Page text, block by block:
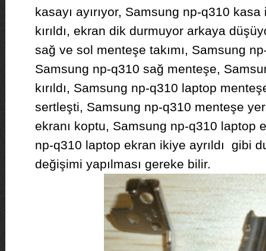
kasayı ayırıyor, Samsung np-q310
kırıldı, ekran dik durmuyor arkaya
sağ ve sol menteşe takımı, Samsung
Samsung np-q310 sağ menteşe,
kırıldı, Samsung np-q310 laptop
sertleşti, Samsung np-q310 menteşe
ekranı koptu, Samsung np-q310 laptop
np-q310 laptop ekran ikiye ayrıldı gibi
değişimi yapılması gereke bilir.